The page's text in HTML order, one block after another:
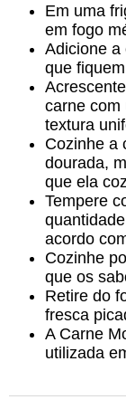
Em uma
em fogo
Adicione a
que
carne com
textura
Cozinhe a
dourada,
que ela
Tempere
acordo
Cozinhe
que os
Retire do
fresca
A Carne
utilizada